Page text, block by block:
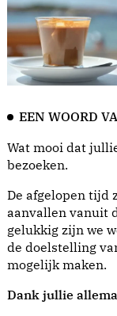
EEN WOORD
Wat mooi dat
bezoeken.
De afgelopen tijd
aanvallen vanuit
gelukkig zijn we
de doelstelling
mogelijk maken.
Dank jullie